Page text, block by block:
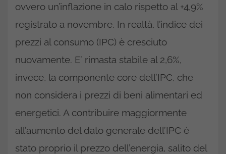
ovvero un’inflazione in calo rispetto al +4,9%
registrato a novembre. In realtà, l’indice dei
prezzi al consumo (IPC) è cresciuto
nuovamente. E’ rimasta stabile al 2,6%,
invece, la componente core dell’IPC, che
non considera i prezzi di beni alimentari ed
energetici. A contribuire maggiormente
all’aumento del dato generale dell’IPC è
stato proprio il prezzo dell’energia, salito del